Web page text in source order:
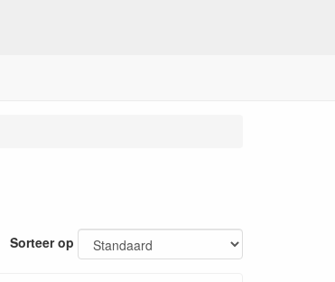
Sorteer op